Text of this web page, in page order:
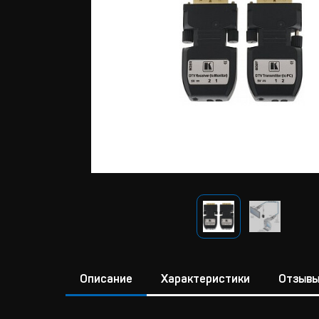
Описание Характеристики Отзывы